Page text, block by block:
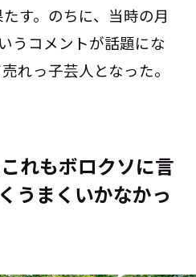
す。のちに、当時の月
うコメントが話題にな
れっ子芸人となった。
れもボロクソに言
うまくいかなかっ